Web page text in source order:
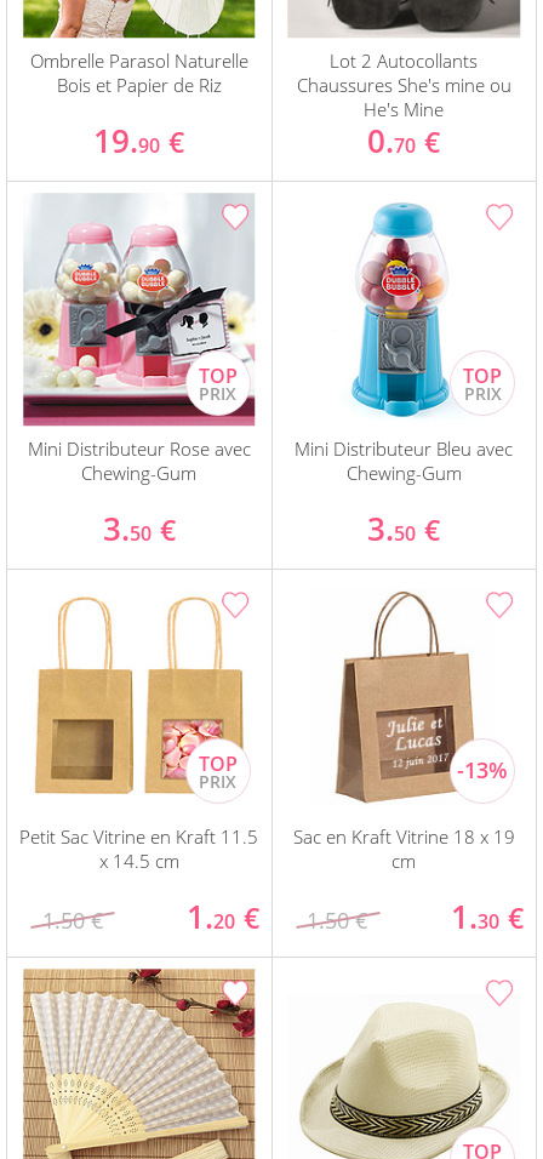
Ombrelle Parasol Naturelle
Bois et Papier de Riz
19.90 €
Lot 2 Autocollants
Chaussures She's mine ou
He's Mine
0.70 €
Mini Distributeur Rose avec
Chewing-Gum
3.50 €
Mini Distributeur Bleu avec
Chewing-Gum
3.50 €
Petit Sac Vitrine en Kraft 11.5
x 14.5 cm
1.50 € 1.20 €
Sac en Kraft Vitrine 18 x 19
cm
1.50 € 1.30 €